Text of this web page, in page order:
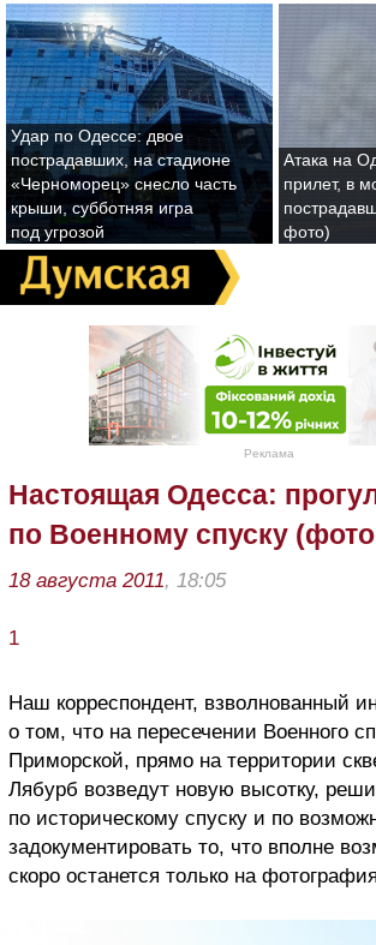
Удар по Одессе: двое
пострадавших, на стадионе
«Черноморец» снесло часть
крыши, субботняя игра
под угрозой
Атака на
прилет, в
фото)
Реклама
Настоящая Одесса:
по Военному спуску
18 августа 2011, 18:05
1
Наш корреспондент, взволнованный
о том, что на пересечении Военного
Приморской, прямо на территории
Лябурб возведут новую высотку,
по историческому спуску и по
задокументировать то, что вполне
скоро останется только на